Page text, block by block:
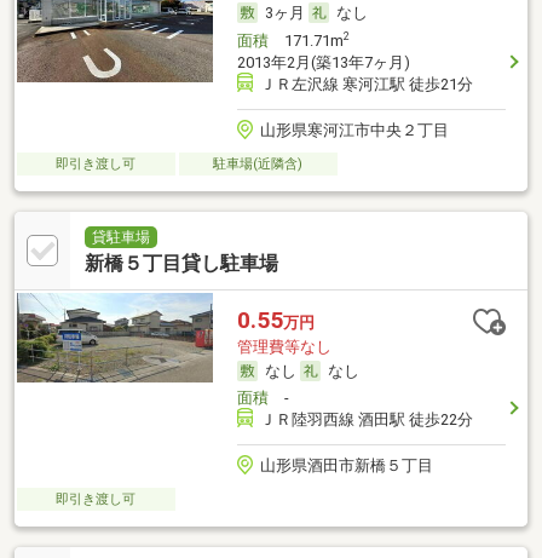
3ヶ月
なし
面積171.71m2
2013年2月(築13年7ヶ月)
ＪＲ左沢線 寒河江駅 徒歩21分
山形県寒河江市中央２丁目
即引き渡し可 駐車場(近隣含)
貸駐車場
新橋５丁目貸し駐車場
0.55万円
管理費等なし
なし
なし
面積-
ＪＲ陸羽西線 酒田駅 徒歩22分
山形県酒田市新橋５丁目
即引き渡し可